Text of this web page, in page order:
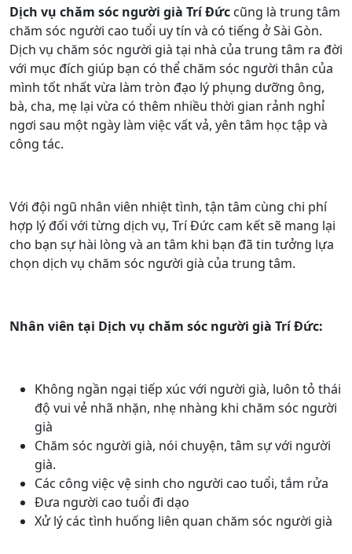
Dịch vụ chăm sóc người già Trí Đức cũng là trung tâm
chăm sóc người cao tuổi uy tín và có tiếng ở Sài Gòn.
Dịch vụ chăm sóc người già tại nhà của trung tâm ra đời
với mục đích giúp bạn có thể chăm sóc người thân của
mình tốt nhất vừa làm tròn đạo lý phụng dưỡng ông,
bà, cha, mẹ lại vừa có thêm nhiều thời gian rảnh nghỉ
ngơi sau một ngày làm việc vất vả, yên tâm học tập và
công tác.
Với đội ngũ nhân viên nhiệt tình, tận tâm cùng chi phí
hợp lý đối với từng dịch vụ, Trí Đức cam kết sẽ mang lại
cho bạn sự hài lòng và an tâm khi bạn đã tin tưởng lựa
chọn dịch vụ chăm sóc người già của trung tâm.
Nhân viên tại Dịch vụ chăm sóc người già Trí Đức:
Không ngần ngại tiếp xúc với người già, luôn tỏ thái
độ vui vẻ nhã nhặn, nhẹ nhàng khi chăm sóc người
già
Chăm sóc người già, nói chuyện, tâm sự với người
già.
Các công việc vệ sinh cho người cao tuổi, tắm rửa
Đưa người cao tuổi đi dạo
Xử lý các tình huống liên quan chăm sóc người già